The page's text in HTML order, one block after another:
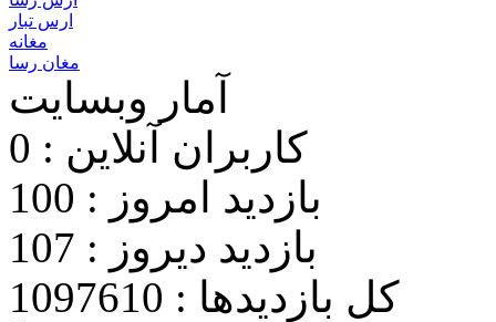
ارس تبار
مغانه
مغان رسا
آمار وبسایت
کاربران آنلاین : 0
بازدید امروز : 100
بازدید دیروز : 107
کل بازدیدها : 1097610